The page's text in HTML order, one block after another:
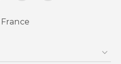
France